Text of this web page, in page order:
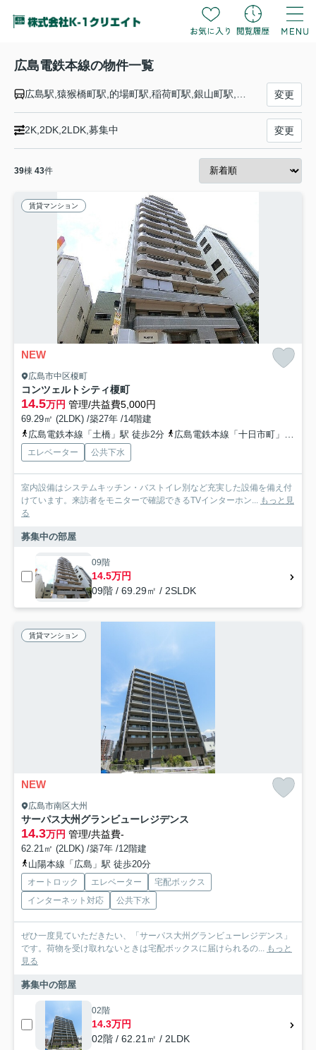
広島電鉄本線の物件一覧
広島駅,猿猴橋町駅,的場町駅,稲荷町駅,銀山町駅,胡町駅,八丁堀駅,立町駅,紙屋町東駅,紙屋町西駅,原爆ドーム前駅,本川町駅,十日市町駅,土橋駅,小網町駅,天満町駅,観音町駅,西観音町駅,福島町駅,広電西広島（己斐）駅 変更
2K,2DK,2LDK,募集中 変更
39棟 43件
賃貸マンション
NEW
広島市中区榎町
コンツェルトシティ榎町
14.5万円 管理/共益費5,000円
69.29㎡ (2LDK) /築27年 /14階建
広島電鉄本線「土橋」駅 徒歩2分
広島電鉄本線「十日市町」駅 徒歩4分
エレベーター 公共下水
室内設備はシステムキッチン・バストイレ別など充実した設備を備え付
けています。来訪者をモニターで確認できるTVインターホン...
もっと見
る
募集中の部屋
09階
14.5万円
09階 / 69.29㎡ / 2SLDK
賃貸マンション
NEW
広島市南区大州
サーパス大州グランビューレジデンス
14.3万円 管理/共益費-
62.21㎡ (2LDK) /築7年 /12階建
山陽本線「広島」駅 徒歩20分
オートロック エレベーター
宅配ボックス
インターネット対応
公共下水
ぜひ一度見ていただきたい、「サーパス大州グランビューレジデンス」
です。荷物を受け取れないときは宅配ボックスに届けられるの...
もっと
見る
募集中の部屋
02階
14.3万円
02階 / 62.21㎡ / 2LDK